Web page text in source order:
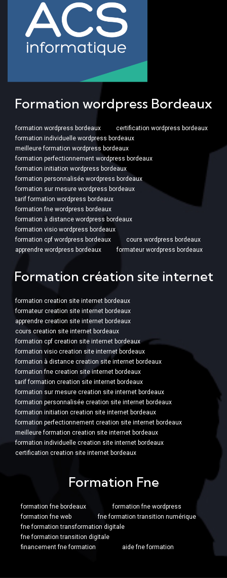
Formation wordpress Bordeaux
formation wordpress bordeaux
certification wordpress bordeaux
formation individuelle wordpress bordeaux
meilleure formation wordpress bordeaux
formation perfectionnement wordpress bordeaux
formation initiation wordpress bordeaux
formation personnalisée wordpress bordeaux
formation sur mesure wordpress bordeaux
tarif formation wordpress bordeaux
formation fne wordpress bordeaux
formation à distance wordpress bordeaux
formation visio wordpress bordeaux
formation cpf wordpress bordeaux
cours wordpress bordeaux
apprendre wordpress bordeaux
formateur wordpress bordeaux
Formation création site internet
formation creation site internet bordeaux
formateur creation site internet bordeaux
apprendre creation site internet bordeaux
cours creation site internet bordeaux
formation cpf creation site internet bordeaux
formation visio creation site internet bordeaux
formation à distance creation site internet bordeaux
formation fne creation site internet bordeaux
tarif formation creation site internet bordeaux
formation sur mesure creation site internet bordeaux
formation personnalisée creation site internet bordeaux
formation initiation creation site internet bordeaux
formation perfectionnement creation site internet bordeaux
meilleure formation creation site internet bordeaux
formation individuelle creation site internet bordeaux
certification creation site internet bordeaux
Formation Fne
formation fne bordeaux
formation fne wordpress
formation fne web
fne formation transition numérique
fne formation transformation digitale
fne formation transition digitale
financement fne formation
aide fne formation